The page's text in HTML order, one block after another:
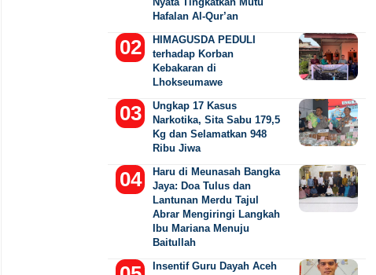
Hafalan Al-Qur’an
HIMAGUSDA PEDULI
terhadap Korban
Kebakaran di
Lhokseumawe
Ungkap 17 Kasus
Narkotika, Sita Sabu 179,5
Kg dan Selamatkan 948
Ribu Jiwa
Haru di Meunasah Bangka
Jaya: Doa Tulus dan
Lantunan Merdu Tajul
Abrar Mengiringi Langkah
Ibu Mariana Menuju
Baitullah
Insentif Guru Dayah Aceh